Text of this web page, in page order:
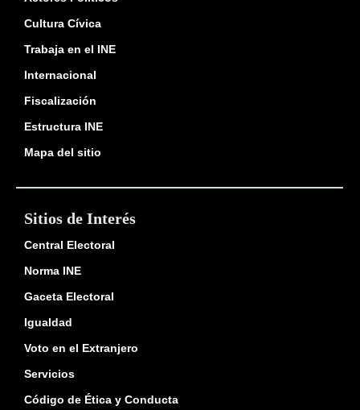
Cultura Cívica
Trabaja en el INE
Internacional
Fiscalización
Estructura INE
Mapa del sitio
Sitios de Interés
Central Electoral
Norma INE
Gaceta Electoral
Igualdad
Voto en el Extranjero
Servicios
Código de Ética y Conducta